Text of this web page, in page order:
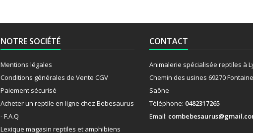
NOTRE SOCIÉTÉ
Mentions légales
Conditions générales de Vente CGV
Paiement sécurisé
Acheter un reptile en ligne chez Bebesaurus
- F.A.Q
Lexique magasin reptiles et amphibiens
CONTACT
Animalerie spécialisée reptiles à
Chemin des usines 69270
Saône
Téléphone: 0482317265
Email: